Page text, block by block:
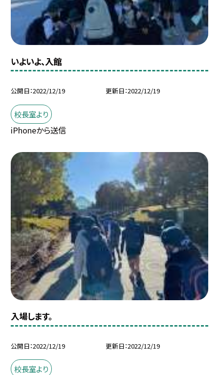
いよいよ、入館
公開日 2022/12/19 更新日 2022/12/19
校長室より
iPhoneから送信
入場します。
公開日 2022/12/19 更新日 2022/12/19
校長室より